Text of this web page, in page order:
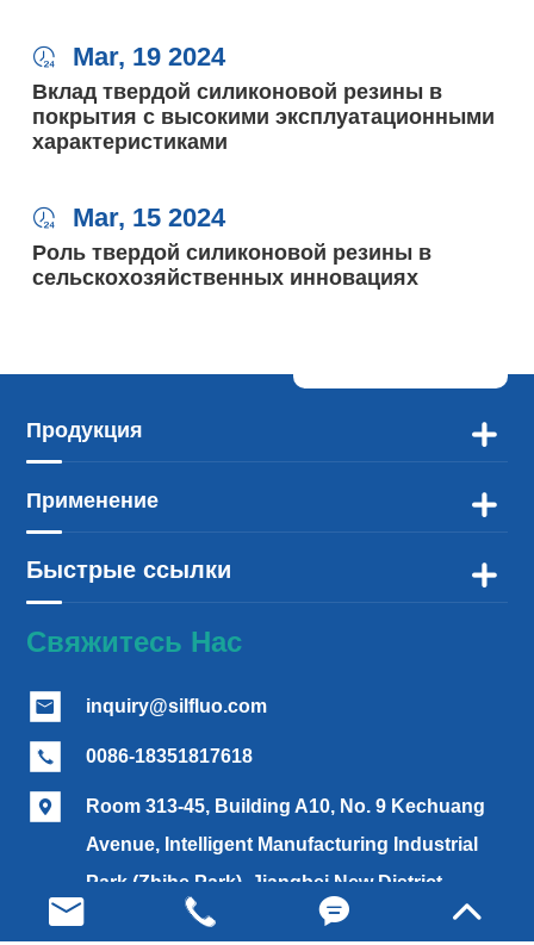
 Mar, 19 2024
Вклад твердой силиконовой резины в
покрытия с высокими эксплуатационными
характеристиками
 Mar, 15 2024
Роль твердой силиконовой резины в
сельскохозяйственных инновациях
Продукция 
Применение 
Быстрые ссылки 
Свяжитесь Нас
 inquiry@silfluo.com
 0086-18351817618

Room 313-45, Building A10, No. 9 Kechuang
Avenue, Intelligent Manufacturing Industrial
Park (Zhihe Park), Jiangbei New District,
   